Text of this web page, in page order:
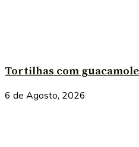
Tortilhas com
6 de Agosto, 2026